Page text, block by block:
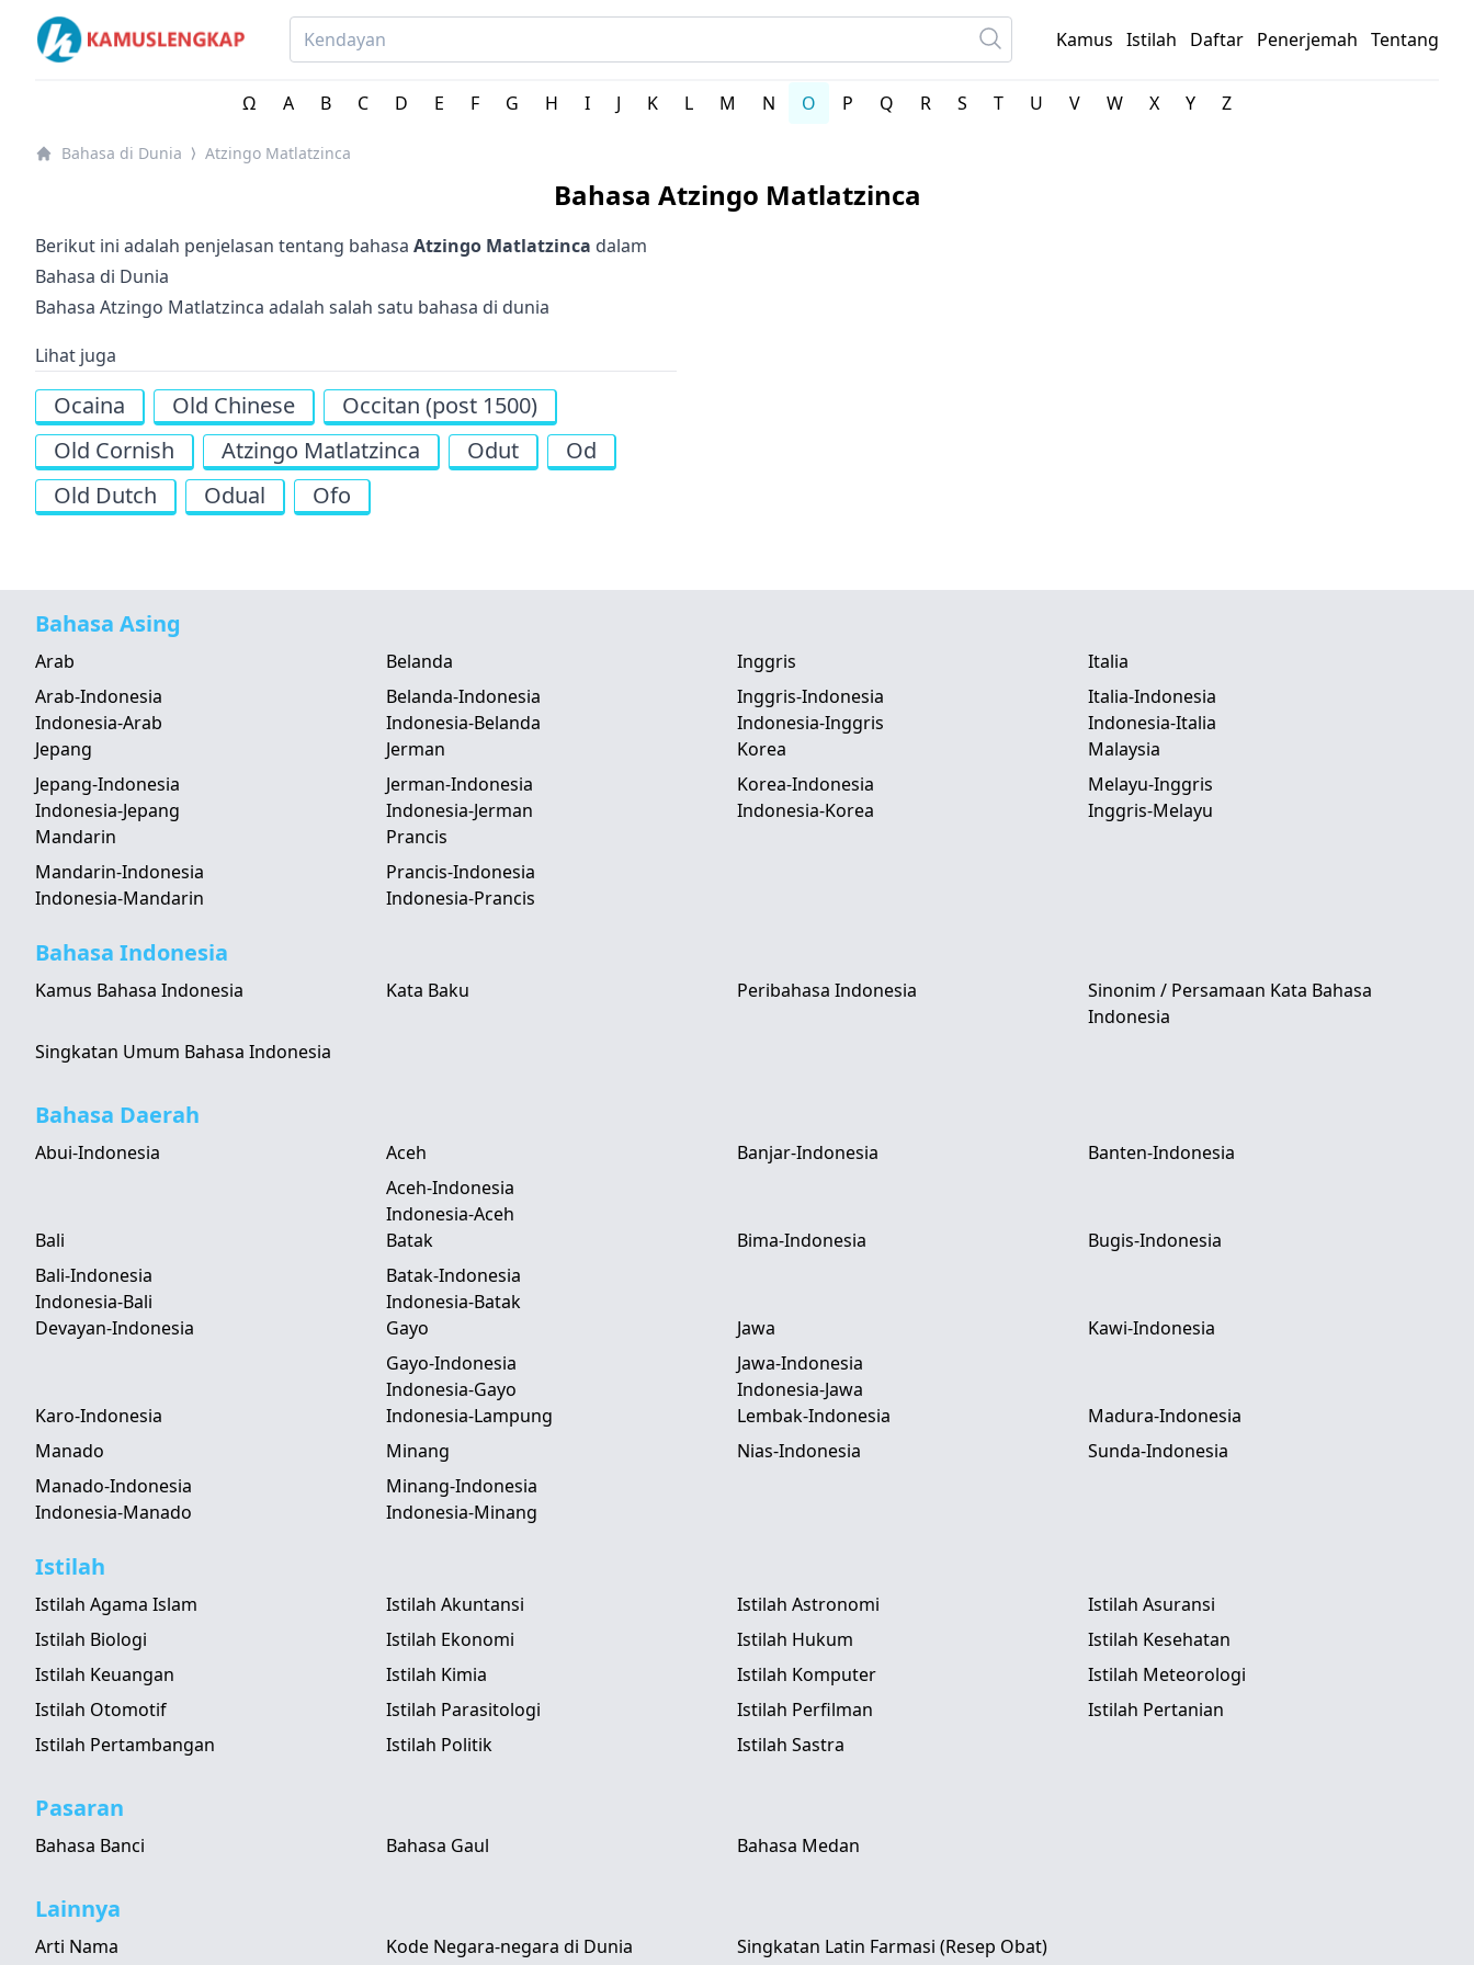
Bahasa-bahasa di Seluruh Dunia
Kamus Istilah Daftar Penerjemah Tentang
Ω A B C D E F G H I J K L M N O P Q R S T U V W X Y Z
Bahasa di Dunia ⟩ Atzingo Matlatzinca
Bahasa Atzingo Matlatzinca
Berikut ini adalah penjelasan tentang bahasa Atzingo Matlatzinca dalam
Bahasa di Dunia
Bahasa Atzingo Matlatzinca adalah salah satu bahasa di dunia
Lihat juga
Ocaina Old Chinese
Occitan (post 1500)
Old Cornish
Atzingo Matlatzinca Odut
Od
Old Dutch
Odual Ofo
Bahasa Asing
Arab
Arab-Indonesia
Indonesia-Arab
Belanda
Belanda-Indonesia
Indonesia-Belanda
Inggris
Inggris-Indonesia
Indonesia-Inggris
Italia
Italia-Indonesia
Indonesia-Italia
Jepang
Jepang-Indonesia
Indonesia-Jepang
Jerman
Jerman-Indonesia
Indonesia-Jerman
Korea
Korea-Indonesia
Indonesia-Korea
Malaysia
Melayu-Inggris
Inggris-Melayu
Mandarin
Mandarin-Indonesia
Indonesia-Mandarin
Prancis
Prancis-Indonesia
Indonesia-Prancis
Bahasa Indonesia
Kamus Bahasa Indonesia Kata Baku Peribahasa Indonesia
Sinonim / Persamaan Kata Bahasa
Indonesia
Singkatan Umum Bahasa Indonesia
Bahasa Daerah
Abui-Indonesia
Aceh
Aceh-Indonesia
Indonesia-Aceh
Banjar-Indonesia Banten-Indonesia
Bali
Bali-Indonesia
Indonesia-Bali
Batak
Batak-Indonesia
Indonesia-Batak
Bima-Indonesia Bugis-Indonesia
Devayan-Indonesia
Gayo
Gayo-Indonesia
Indonesia-Gayo
Jawa
Jawa-Indonesia
Indonesia-Jawa
Kawi-Indonesia
Karo-Indonesia Indonesia-Lampung Lembak-Indonesia
Madura-Indonesia
Manado
Manado-Indonesia
Indonesia-Manado
Minang
Minang-Indonesia
Indonesia-Minang
Nias-Indonesia Sunda-Indonesia
Istilah
Istilah Agama Islam Istilah Akuntansi Istilah Astronomi
Istilah Asuransi
Istilah Biologi
Istilah Ekonomi Istilah Hukum
Istilah Kesehatan
Istilah Keuangan
Istilah Kimia Istilah Komputer
Istilah Meteorologi
Istilah Otomotif
Istilah Parasitologi Istilah Perfilman
Istilah Pertanian
Istilah Pertambangan
Istilah Politik Istilah Sastra
Pasaran
Bahasa Banci Bahasa Gaul Bahasa Medan
Lainnya
Arti Nama Kode Negara-negara di Dunia Singkatan Latin Farmasi (Resep Obat)